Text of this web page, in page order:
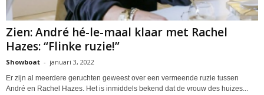
Zien: André hé-le-maal klaar met Rachel
Hazes: “Flinke ruzie!”
Showboat - januari 3, 2022
Er zijn al meerdere geruchten geweest over een vermeende ruzie tussen
André en Rachel Hazes. Het is inmiddels bekend dat de vrouw des huizes...